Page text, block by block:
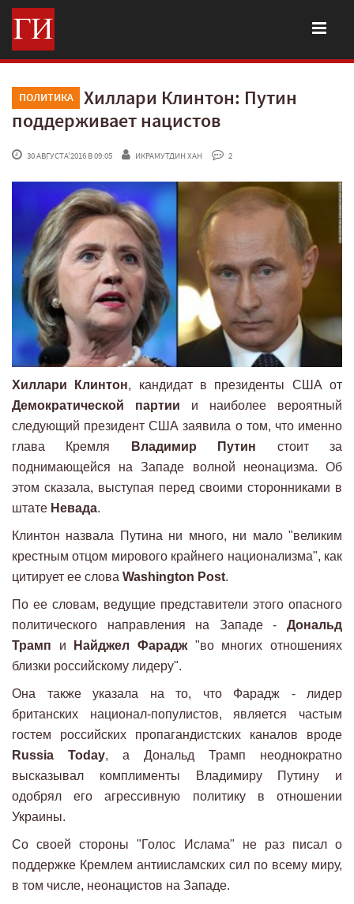
ПОЛИТИКА
Хиллари Клинтон: Путин
поддерживает нацистов
30 АВГУСТА'2016 В 09:05 ИКРАМУТДИН ХАН 2
Хиллари Клинтон, кандидат в президенты США от
Демократической партии и наиболее вероятный
следующий президент США заявила о том, что именно
глава Кремля
Владимир Путин стоит за
поднимающейся на Западе волной неонацизма. Об
этом сказала, выступая перед своими сторонниками в
штате Невада.
Клинтон назвала Путина ни много, ни мало "великим
крестным отцом мирового крайнего национализма", как
цитирует ее слова Washington Post.
По ее словам, ведущие представители этого опасного
политического направления на Западе - Дональд
Трамп и Найджел Фарадж"во многих отношениях
близки российскому лидеру".
Она также указала на то, что Фарадж - лидер
британских национал-популистов, является частым
гостем российских пропагандистских каналов вроде
Russia Today, а Дональд Трамп неоднократно
высказывал комплименты Владимиру Путину и
одобрял его агрессивную политику в отношении
Украины.
Со своей стороны "Голос Ислама" не раз писал о
поддержке Кремлем антиисламских сил по всему миру,
в том числе, неонацистов на Западе.